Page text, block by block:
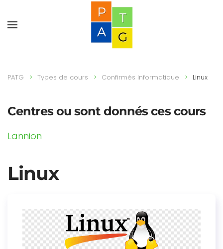
PATG Types de cours Confirmés Informatique Linux
Centres ou sont donnés ces cours
Lannion
Linux